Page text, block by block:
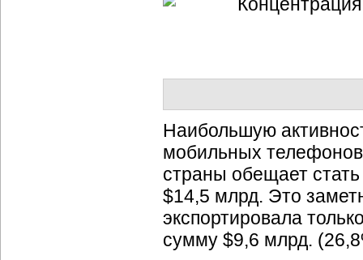
Наибольшую
мобильных
страны обещает
$14,5 млрд. Это
экспортировала
сумму $9,6 млрд.